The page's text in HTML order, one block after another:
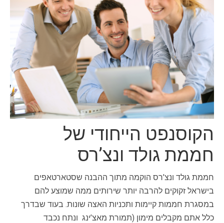
חממת גולד ונצ’רס
חממת גולד ונצ’רס הוקמה מתוך ההבנה שסטארטאפים
בישראל זקוקים להרבה יותר שירותים ממה שמוצע להם
במסגרת חממות קיימות ותכניות האצה שונות. בעוד שבדרך
כלל אתם מקבלים מימון (תמורת מאצ’ינג ונתח נכבד